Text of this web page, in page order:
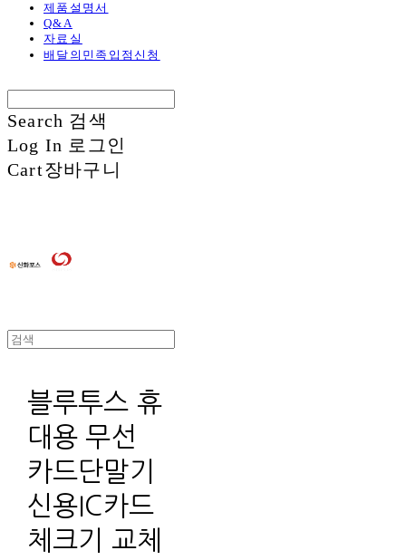
제품설명서
Q&A
자료실
배달의민족입점신청
Search 검색
Log In 로그인
Cart장바구니
블루투스 휴
대용 무선
카드단말기
신용IC카드
체크기 교체